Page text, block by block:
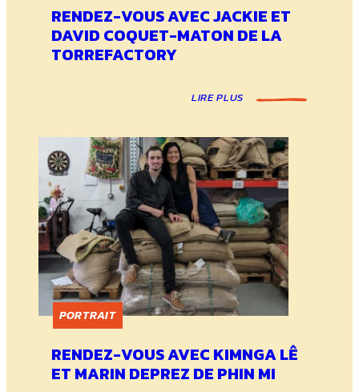
RENDEZ-VOUS AVEC JACKIE ET
DAVID COQUET-MATON DE LA
TORREFACTORY
LIRE PLUS
PORTRAIT
RENDEZ-VOUS AVEC KIMNGA LÊ
ET MARIN DEPREZ DE PHIN MI